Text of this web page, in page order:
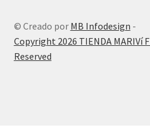
© Creado por MB Infodesign -
Copyright 2026 TIENDA MARIVí
Reserved